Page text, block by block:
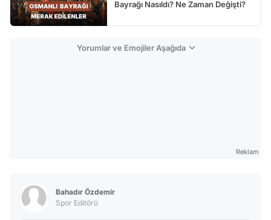
Bayrağı Nasıldı? Ne Zaman Değişti?
Yorumlar ve Emojiler Aşağıda
Reklam
Bahadır Özdemir
Spor Editörü